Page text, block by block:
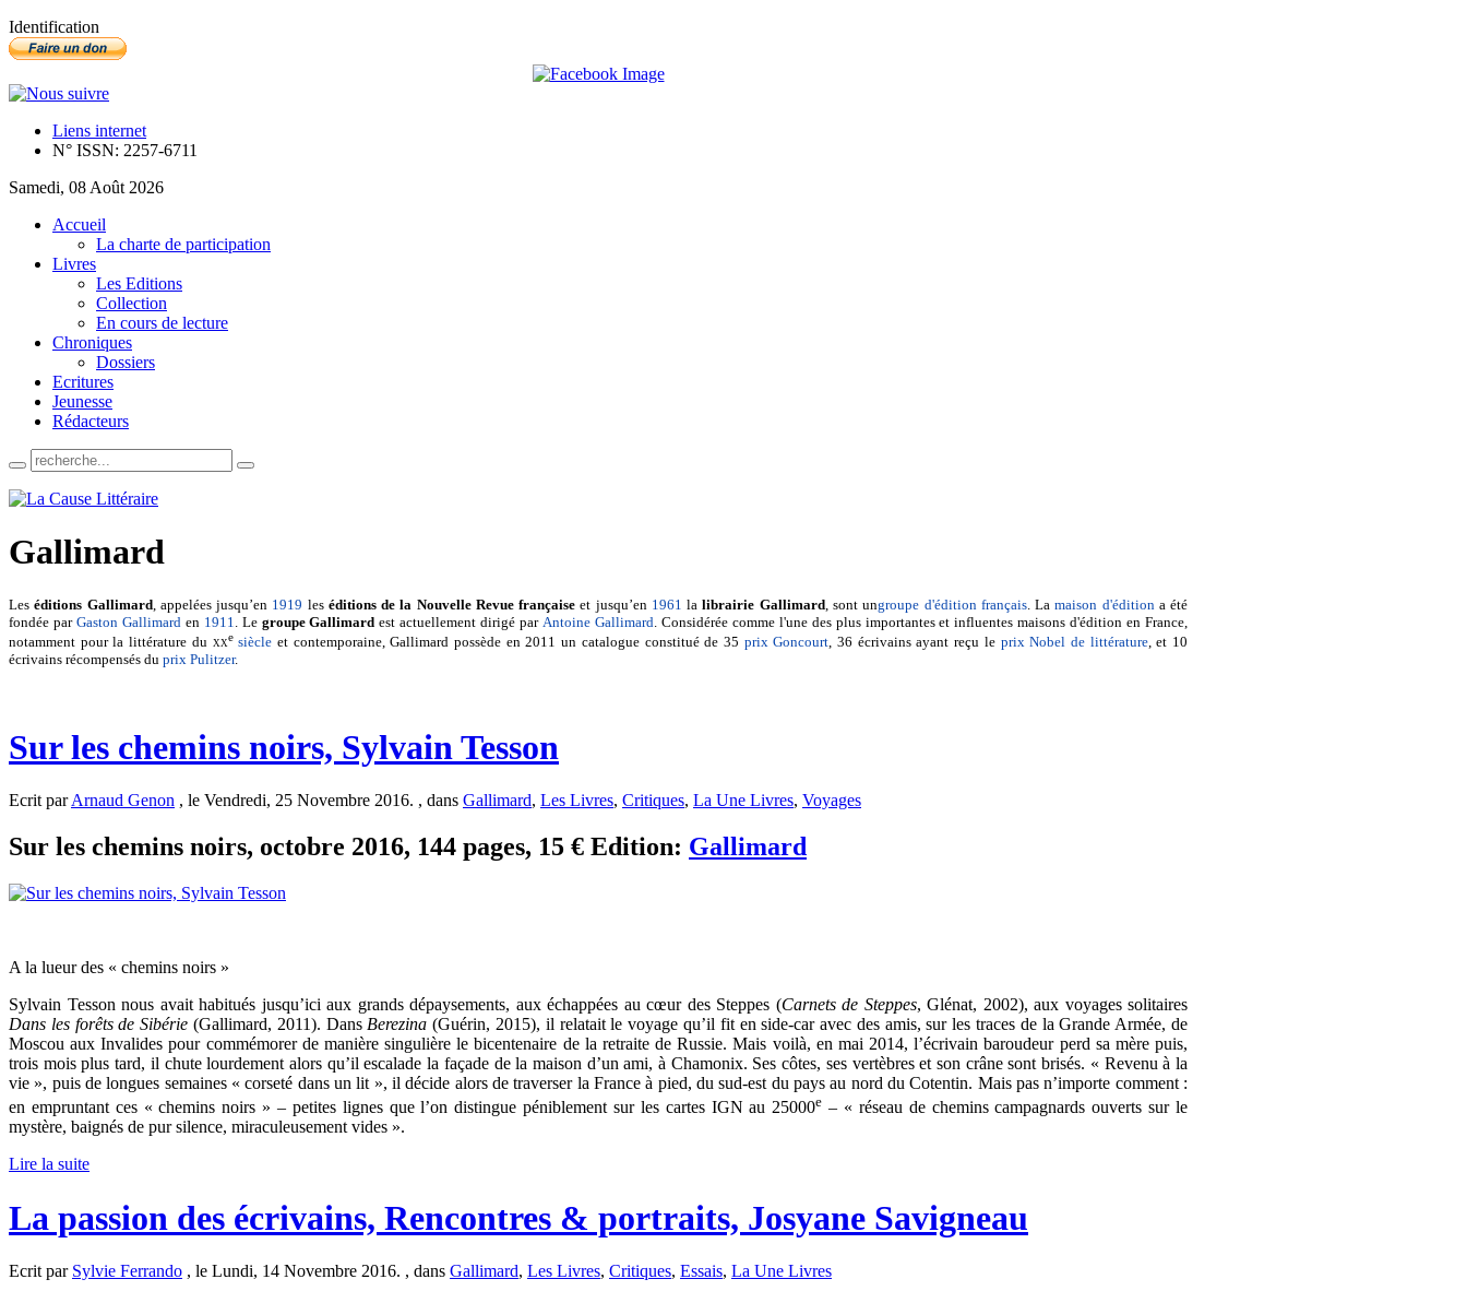
Identification
Liens internet
N° ISSN: 2257-6711
Samedi, 08 Août 2026
Accueil
La charte de participation
Livres
Les Editions
Collection
En cours de lecture
Chroniques
Dossiers
Ecritures
Jeunesse
Rédacteurs
Gallimard
Leséditions Gallimard, appelées jusqu’en 1919 les éditions de la Nouvelle Revue française et jusqu’en 1961 lalibrairie Gallimard, sont ungroupe d'édition français. Lamaison d'édition a été
fondée par Gaston Gallimard en 1911 . Le groupe Gallimard est actuellement dirigé par Antoine Gallimard . Considérée comme l'une des plus importantes et influentes maisons d'édition en France,
notamment pour la littérature du xxesiècle et contemporaine, Gallimard possède en 2011 un catalogue constitué de 35 prix Goncourt, 36 écrivains ayant reçu le prix Nobel de littérature, et 10
écrivains récompensés du prix Pulitzer.
Sur les chemins noirs, Sylvain Tesson
Ecrit parArnaud Genon , le Vendredi, 25 Novembre 2016. , dans Gallimard, Les Livres, Critiques, La Une Livres, Voyages
Sur les chemins noirs, octobre 2016, 144 pages, 15 € Edition: Gallimard
A la lueur des « chemins noirs »
Sylvain Tesson nous avait habitués jusqu’ici aux grands dépaysements, aux échappées au cœur des Steppes (Carnets de Steppes, Glénat, 2002), aux voyages solitaires
Dans les forêts de Sibérie (Gallimard, 2011). Dans Berezina (Guérin, 2015), il relatait le voyage qu’il fit en side-car avec des amis, sur les traces de la Grande Armée, de
Moscou aux Invalides pour commémorer de manière singulière le bicentenaire de la retraite de Russie. Mais voilà, en mai 2014, l’écrivain baroudeur perd sa mère puis,
trois mois plus tard, il chute lourdement alors qu’il escalade la façade de la maison d’un ami, à Chamonix. Ses côtes, ses vertèbres et son crâne sont brisés. « Revenu à la
vie », puis de longues semaines « corseté dans un lit », il décide alors de traverser la France à pied, du sud-est du pays au nord du Cotentin. Mais pas n’importe comment :
en empruntant ces « chemins noirs » – petites lignes que l’on distingue péniblement sur les cartes IGN au 25000e – « réseau de chemins campagnards ouverts sur le
mystère, baignés de pur silence, miraculeusement vides ».
Lire la suite
La passion des écrivains, Rencontres & portraits, Josyane Savigneau
Ecrit par Sylvie Ferrando , le Lundi, 14 Novembre 2016. , dans Gallimard, Les Livres, Critiques, Essais, La Une Livres